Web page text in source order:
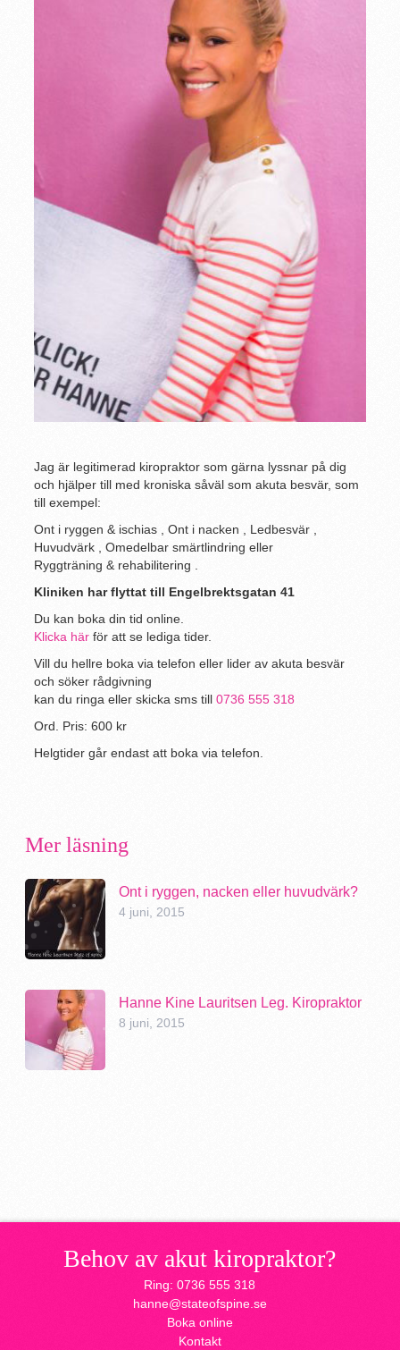
Jag är legitimerad kiropraktor som gärna lyssnar på dig
och hjälper till med kroniska såväl som akuta besvär, som
till exempel:
Ont i ryggen & ischias , Ont i nacken , Ledbesvär ,
Huvudvärk , Omedelbar smärtlindring eller
Ryggträning & rehabilitering .
Kliniken har flyttat till Engelbrektsgatan 41
Du kan boka din tid online.
Klicka här för att se lediga tider.
Vill du hellre boka via telefon eller lider av akuta besvär
och söker rådgivning
kan du ringa eller skicka sms till0736 555 318
Ord. Pris: 600 kr
Helgtider går endast att boka via telefon.
Mer läsning
Ont i ryggen, nacken eller huvudvärk?
4 juni, 2015
Hanne Kine Lauritsen Leg. Kiropraktor
8 juni, 2015
Behov av akut kiropraktor?
Ring: 0736 555 318
hanne@stateofspine.se
Boka online
Kontakt